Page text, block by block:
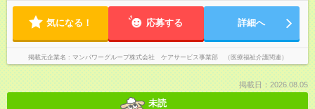
気になる！ 応募する 詳細へ
掲載元企業名 マンパワーグループ株式会社 ケアサービス事業部 （医療福祉介護関連）
掲載日：2026.08.05
未読